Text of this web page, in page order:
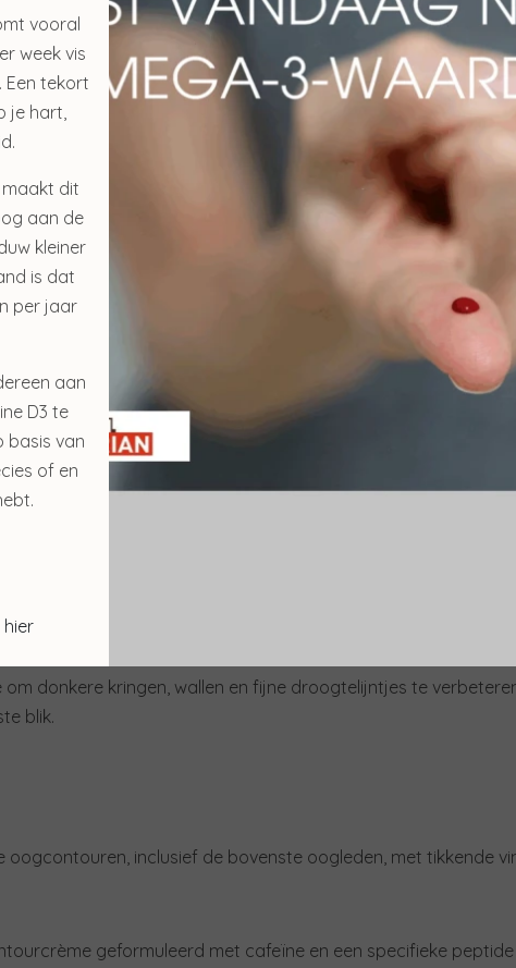
Soul Invisible Defense Stick
€ 19,90
Bekijken
Sublime Skin Intensive
Refill
€ 98,00
om donkere kringen, wallen en fijne droogtelijntjes te
blik.
oogcontouren, inclusief de bovenste oogleden, met tikkende
geformuleerd met cafeïne en een specifieke peptide
vooral
week vis
Een tekort
je hart,
maakt dit
aan de
kleiner
is dat
per jaar
aan
D3 te
basis van
of en